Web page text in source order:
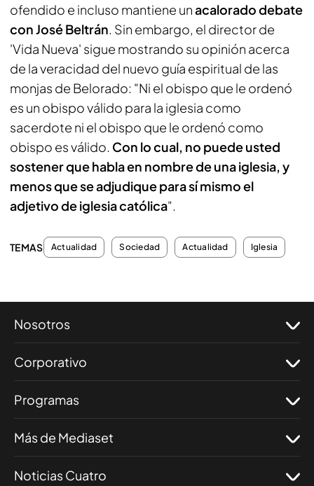
ofendido e incluso mantiene unacalorado debate
con José Beltrán. Sin embargo, el director de
'Vida Nueva' sigue mostrando su opinión acerca
de la veracidad del nuevo guía espiritual de las
monjas de Belorado: "Ni el obispo que le ordenó
es un obispo válido para la iglesia como
sacerdote ni el obispo que le ordenó como
obispo es válido. Con lo cual, no puede usted
sostener que habla en nombre de una iglesia, y
menos que se adjudique para sí mismo el
adjetivo de iglesia católica".
TEMAS Actualidad Sociedad Actualidad Iglesia
Nosotros
Corporativo
Programas
Más de Mediaset
Noticias Cuatro